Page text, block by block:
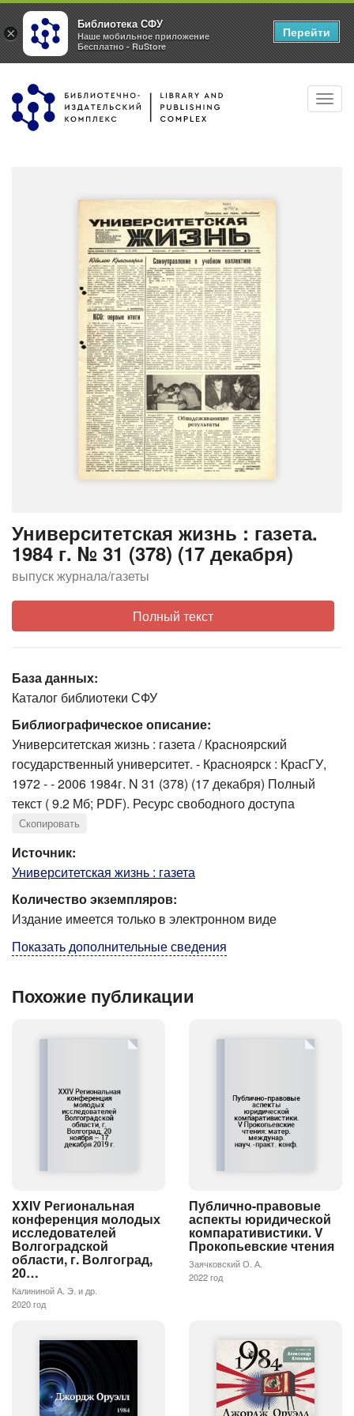
Перейти
основному
Университетская жизнь : газета.
1984 г. № 31 (378) (17 декабря)
выпуск журнала/газеты
Полный текст
База данных:
Каталог библиотеки СФУ
Библиографическое описание:
Университетская жизнь : газета / Красноярский
государственный университет. - Красноярск : КрасГУ,
1972 - - 2006 1984г. N 31 (378) (17 декабря) Полный
текст ( 9.2 Мб; PDF). Ресурс свободного доступа
Скопировать
Источник:
Университетская жизнь : газета
Количество экземпляров:
Издание имеется только в электронном виде
Показать дополнительные сведения
Похожие публикации
XXIV Региональная
конференция молодых
исследователей
Волгоградской
области, г. Волгоград,
20…
Калининой А. Э. и др.
2020 год
Публично-правовые
аспекты юридической
компаративистики. V
Прокопьевские чтения
Заячковский О. А.
2022 год
×
Библиотека СФУ
Наше мобильное приложение
Бесплатно - RuStore
Перейти